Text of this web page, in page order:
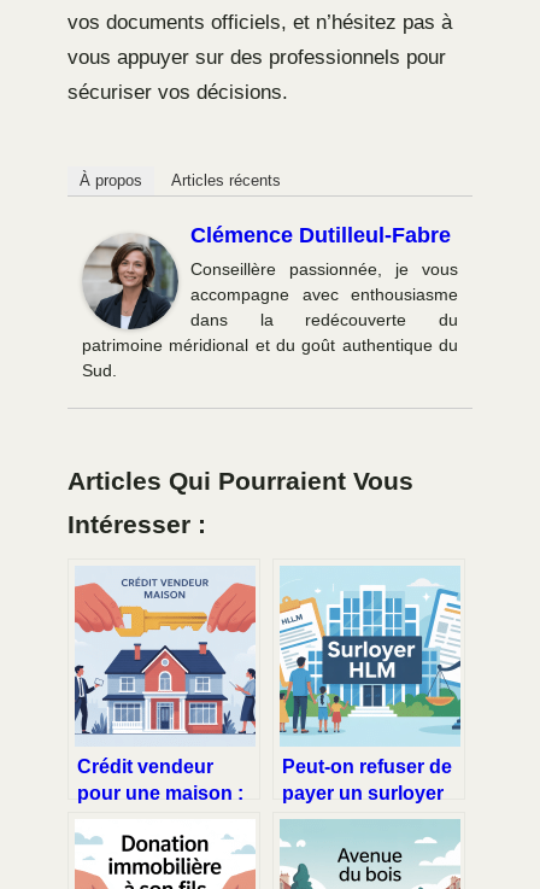
vos documents officiels, et n’hésitez pas à
vous appuyer sur des professionnels pour
sécuriser vos décisions.
À propos Articles récents
Clémence Dutilleul-Fabre
Conseillère passionnée, je vous
accompagne avec enthousiasme
dans la redécouverte du
patrimoine méridional et du goût authentique du
Sud.
Articles Qui Pourraient Vous
Intéresser :
Crédit vendeur
pour une maison :
le guide complet
pour acheteurs et
vendeurs
Peut-on refuser de
payer un surloyer
hlm sans se mettre
en faute ?